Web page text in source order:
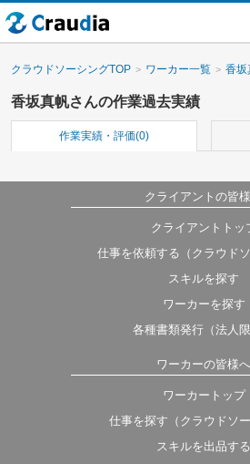
クラウドソーシングTOP ワーカー一覧 香坂
香坂真帆さんの作業過去実績
作業実績・評価(0)
クライアントの皆
クライアントトッ
仕事を依頼する（クラウドソ
スキルを探す
ワーカーを探す
各種書類発行（法人限
ワーカーの皆様へ
ワーカートップ
仕事を探す（クラウドソー
スキルを出品する